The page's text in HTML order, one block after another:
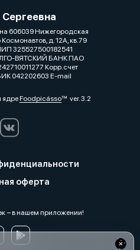
606039 Нижегородская
д. 12А, кв.79
325527500182541
ВЯТСКИЙ БАНК ПАО
Корр.счет
042202603 E-mail
ядреFoodpicássover. 3.2
оферта
− в нашем приложении!